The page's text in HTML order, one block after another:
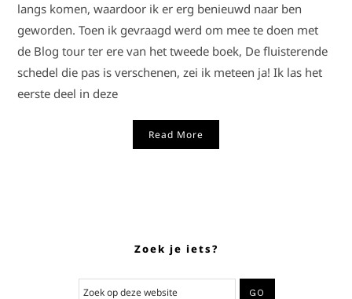
langs komen, waardoor ik er erg benieuwd naar ben
geworden. Toen ik gevraagd werd om mee te doen met
de Blog tour ter ere van het tweede boek, De fluisterende
schedel die pas is verschenen, zei ik meteen ja! Ik las het
eerste deel in deze
Read More
Zoek je iets?